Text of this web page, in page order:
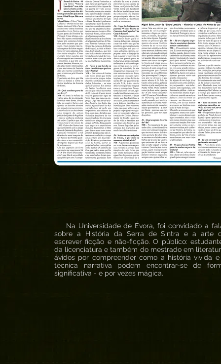
Na Universidade de Évora, foi convidado a
sobre a História da Serra de Sintra e a arte
escrever ficção e não-ficção. O público:
da licenciatura e também do mestrado em
ávidos por compreender como a história vivida
técnica narrativa podem encontrar-se de
significativa - e por vezes mágica.